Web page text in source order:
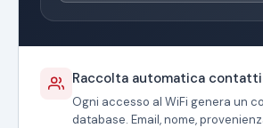
Raccolta automatica contatti
Ogni accesso al WiFi genera un
database. Email, nome,